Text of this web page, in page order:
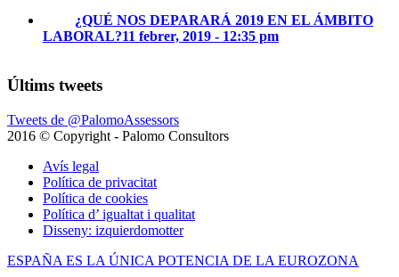
¿QUÉ NOS DEPARARÁ 2019 EN EL ÁMBITO
LABORAL?11 febrer, 2019 - 12:35 pm
Últims tweets
Tweets de @PalomoAssessors
2016 © Copyright - Palomo Consultors
Avís legal
Política de privacitat
Política de cookies
Política d’ igualtat i qualitat
Disseny: izquierdomotter
ESPAÑA ES LA ÚNICA POTENCIA DE LA EUROZONA